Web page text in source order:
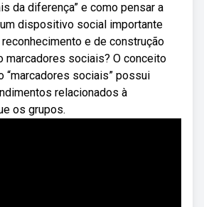
da diferença” e como pensar a
dispositivo social importante
e de construção
marcadores sociais? O conceito
“marcadores sociais” possui
relacionados à
os grupos.